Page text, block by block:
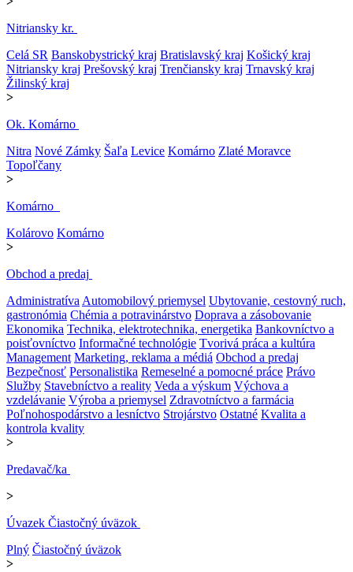
Nitriansky kr.
Celá SR Banskobystrický kraj Bratislavský kraj Košický kraj
Nitriansky kraj Prešovský kraj Trenčiansky kraj Trnavský kraj
Žilinský kraj
>
Ok. Komárno
Nitra Nové Zámky Šaľa Levice Komárno Zlaté Moravce
Topoľčany
>
Komárno
Kolárovo Komárno
>
Obchod a predaj
AdministratívaAutomobilový priemysel Ubytovanie, cestovný ruch,
gastronómia Chémia a potravinárstvo Doprava a zásobovanie
Ekonomika Technika, elektrotechnika, energetika Bankovníctvo a
poisťovníctvo Informačné technológie Tvorivá práca a kultúra
Management Marketing, reklama a médiá Obchod a predaj
Bezpečnosť Personalistika Remeselné a pomocné práce Právo
Služby Stavebníctvo a reality Veda a výskum Výchova a
vzdelávanie Výroba a priemysel Zdravotníctvo a farmácia
Poľnohospodárstvo a lesníctvo Strojárstvo Ostatné Kvalita a
kontrola kvality
>
Predavač/ka
>
Úvazek Čiastočný úväzok
Plný Čiastočný úväzok
>